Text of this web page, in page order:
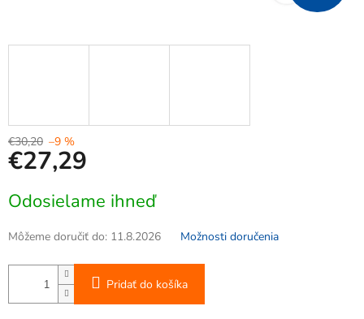
€30,20 –9 %
€27,29
cena:
Odosielame ihneď
Môžeme doručiť do: 11.8.2026 Možnosti doručenia
Pridať do košíka